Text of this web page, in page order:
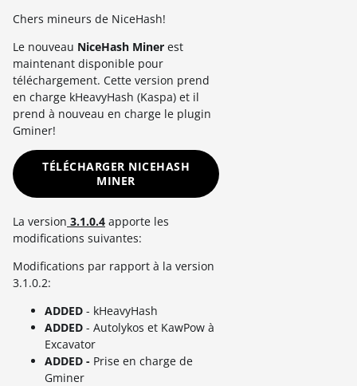
Chers mineurs de NiceHash!
Le nouveau NiceHash Miner est
maintenant disponible pour
téléchargement. Cette version prend
en charge kHeavyHash (Kaspa) et il
prend à nouveau en charge le plugin
Gminer!
TÉLÉCHARGER NICEHASH
MINER
La version 3.1.0.4 apporte les
modifications suivantes:
Modifications par rapport à la version
3.1.0.2:
ADDED - kHeavyHash
ADDED - Autolykos et KawPow à
Excavator
ADDED - Prise en charge de
Gminer